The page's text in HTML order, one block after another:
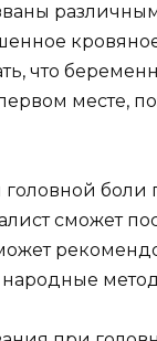
что
месте,
боли
сможет
народные